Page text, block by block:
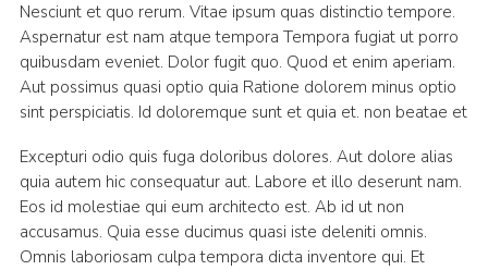
Nesciunt et quo rerum. Vitae ipsum quas distinctio tempore.
Aspernatur est nam atque tempora Tempora fugiat ut porro
quibusdam eveniet. Dolor fugit quo. Quod et enim aperiam.
Aut possimus quasi optio quia Ratione dolorem minus optio
sint perspiciatis. Id doloremque sunt et quia et. non beatae et
Excepturi odio quis fuga doloribus dolores. Aut dolore alias
quia autem hic consequatur aut. Labore et illo deserunt nam.
Eos id molestiae qui eum architecto est. Ab id ut non
accusamus. Quia esse ducimus quasi iste deleniti omnis.
Omnis laboriosam culpa tempora dicta inventore qui. Et